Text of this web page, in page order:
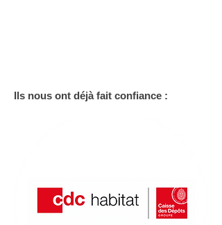
Ils nous ont déjà fait confiance :